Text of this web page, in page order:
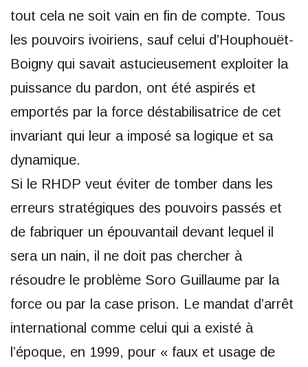
tout cela ne soit vain en fin de compte. Tous
les pouvoirs ivoiriens, sauf celui d’Houphouët-
Boigny qui savait astucieusement exploiter la
puissance du pardon, ont été aspirés et
emportés par la force déstabilisatrice de cet
invariant qui leur a imposé sa logique et sa
dynamique.
Si le RHDP veut éviter de tomber dans les
erreurs stratégiques des pouvoirs passés et
de fabriquer un épouvantail devant lequel il
sera un nain, il ne doit pas chercher à
résoudre le problème Soro Guillaume par la
force ou par la case prison. Le mandat d’arrêt
international comme celui qui a existé à
l’époque, en 1999, pour « faux et usage de